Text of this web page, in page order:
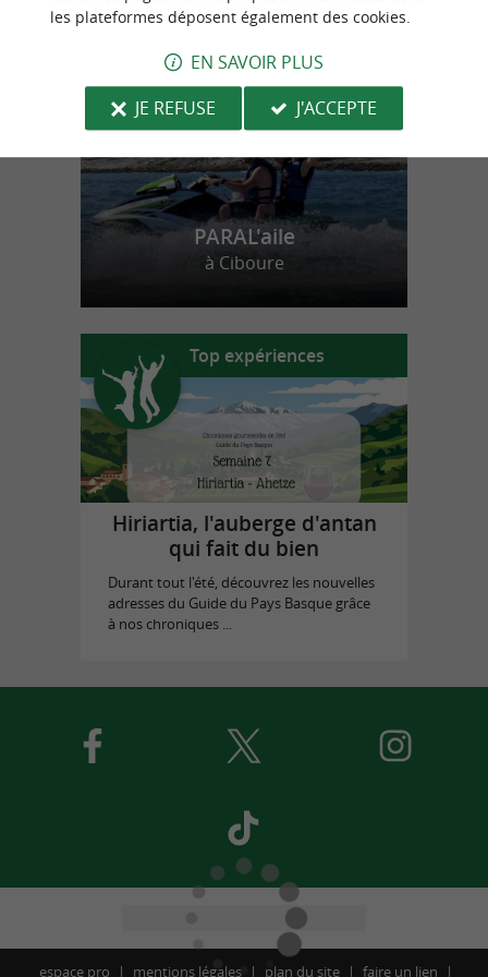
n
o
t
r
e
c
o
u
p
d
e
c
o
e
u
r
PARAL'aile
à Ciboure
Top expériences
Hiriartia, l'auberge d'antan
qui fait du bien
Durant tout l'été, découvrez les nouvelles
adresses du Guide du Pays Basque grâce
à nos chroniques ...
espace pro mentions légales plan du site faire un lien
les plateformes déposent également des cookies.
EN SAVOIR PLUS
JE REFUSE
J'ACCEPTE